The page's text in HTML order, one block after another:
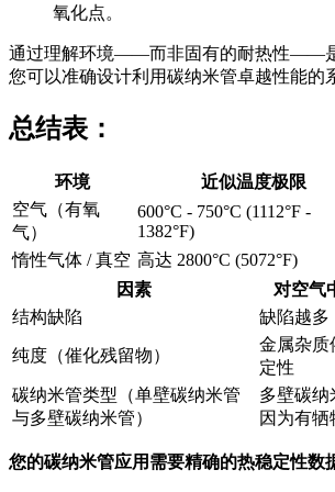
氧化点。
通过理解环境——而非固有的耐热性——是
您可以准确设计利用碳纳米管卓越性能的
总结表：
环境 近似温度极限
空气（有氧
气）
600°C - 750°C (1112°F -
1382°F)
惰性气体 / 真空 高达 2800°C (5072°F)
因素
对空气
结构缺陷
缺陷越多
纯度（催化残留物）
金属杂质
定性
碳纳米管类型（单壁碳纳米管
与多壁碳纳米管）
多壁碳纳
因为有牺
您的碳纳米管应用需要精确的热稳定性数